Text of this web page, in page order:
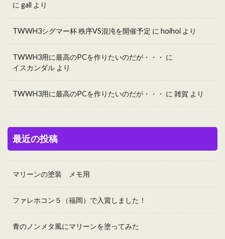
に gall より
TWWH3シグマー杯 秩序VS混沌を開催予定 に hoihoi より
TWWH3用に最高のPCを作りたいのだが・・・ に
イスカンダル より
TWWH3用に最高のPCを作りたいのだが・・・ に 雑賀 より
最近の投稿
マリーンの塗装 メモ用
ファレホコン５（福岡）で入賞しました！
青のノンメタ風にマリーンを塗ってみた